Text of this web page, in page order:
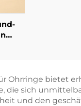
Ohrringe bietet
die sich
und den